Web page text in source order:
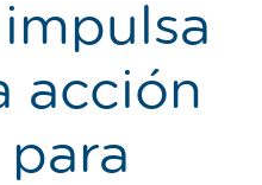
acción